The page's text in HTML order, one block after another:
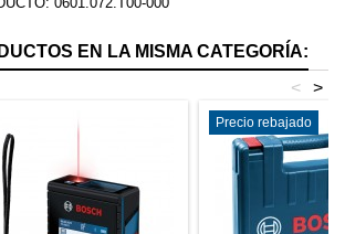
EN LA MISMA CATEGORÍA:
>
<
Precio rebajado